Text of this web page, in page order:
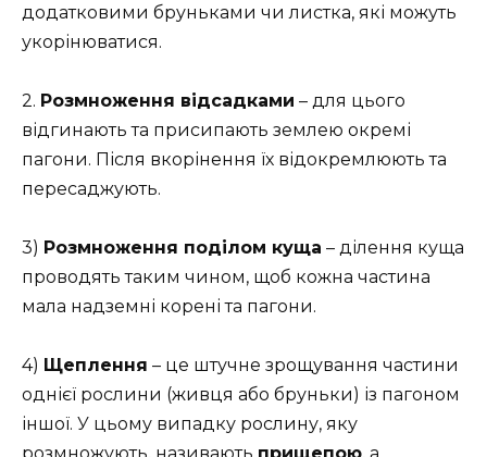
додатковими бруньками чи листка, які можуть
укорінюватися.
2. Розмноження відсадками – для цього
відгинають та присипають землею окремі
пагони. Після вкорінення їх відокремлюють та
пересаджують.
3) Розмноження поділом куща – ділення куща
проводять таким чином, щоб кожна частина
мала надземні корені та пагони.
4) Щеплення – це штучне зрощування частини
однієї рослини (живця або бруньки) із пагоном
іншої. У цьому випадку рослину, яку